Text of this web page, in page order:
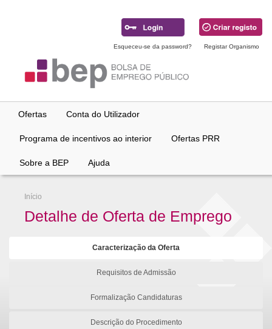
Esqueceu-se da password? Registar Organismo
Ofertas Conta do Utilizador
Programa de incentivos ao interior Ofertas PRR
Sobre a BEP Ajuda
Início
Detalhe de Oferta de Emprego
Caracterização da Oferta
Requisitos de Admissão
Formalização Candidaturas
Descrição do Procedimento